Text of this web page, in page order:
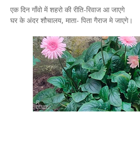
एक दिन गाँवो में शहरो की रीति-रिवाज आ जाएगे
घर के अंदर शौचालय, माता- पिता गैराज मे जाएगे।